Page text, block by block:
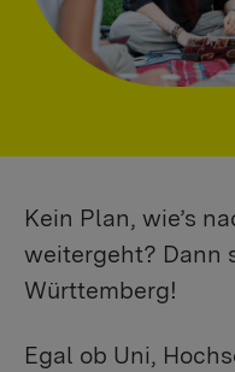
Kein Plan, wie’s
weitergeht? Dann
Württemberg!
Egal ob Uni,